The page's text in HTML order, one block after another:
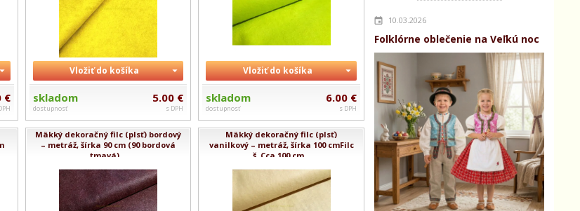
10.03.2026
Folklórne oblečenie na Veľkú noc
€
Vložiť do košíka
skladom
dostupnosť
5.00 €
s DPH
Vložiť do košíka
skladom
dostupnosť
6.00 €
s DPH
Mäkký dekoračný filc (plsť) bordový
– metráž, šírka 90 cm (90 bordová
tmavá)...
Mäkký dekoračný filc (plsť)
vanilkový – metráž, šírka 100 cmFilc
š. Cca 100 cm...